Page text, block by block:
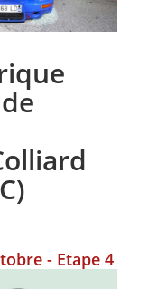
- Etape 4